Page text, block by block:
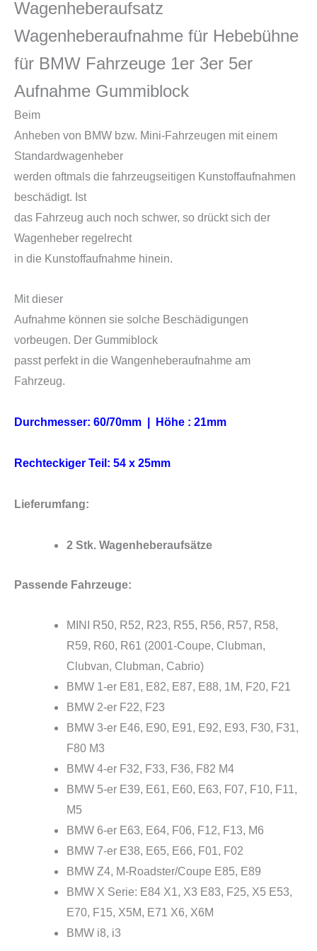
Wagenheberaufsatz
Wagenheberaufnahme für Hebebühne
für BMW Fahrzeuge 1er 3er 5er
Aufnahme Gummiblock
Beim
Anheben von BMW bzw. Mini-Fahrzeugen mit einem
Standardwagenheber
werden oftmals die fahrzeugseitigen Kunstoffaufnahmen
beschädigt. Ist
das Fahrzeug auch noch schwer, so drückt sich der
Wagenheber regelrecht
in die Kunstoffaufnahme hinein.
Mit dieser
Aufnahme können sie solche Beschädigungen
vorbeugen. Der Gummiblock
passt perfekt in die Wangenheberaufnahme am
Fahrzeug.
Durchmesser: 60/70mm | Höhe : 21mm
Rechteckiger Teil: 54 x 25mm
Lieferumfang:
2 Stk. Wagenheberaufsätze
Passende Fahrzeuge:
MINI R50, R52, R23, R55, R56, R57, R58,
R59, R60, R61 (2001-Coupe, Clubman,
Clubvan, Clubman, Cabrio)
BMW 1-er E81, E82, E87, E88, 1M, F20, F21
BMW 2-er F22, F23
BMW 3-er E46, E90, E91, E92, E93, F30, F31,
F80 M3
BMW 4-er F32, F33, F36, F82 M4
BMW 5-er E39, E61, E60, E63, F07, F10, F11,
M5
BMW 6-er E63, E64, F06, F12, F13, M6
BMW 7-er E38, E65, E66, F01, F02
BMW Z4, M-Roadster/Coupe E85, E89
BMW X Serie: E84 X1, X3 E83, F25, X5 E53,
E70, F15, X5M, E71 X6, X6M
BMW i8, i3